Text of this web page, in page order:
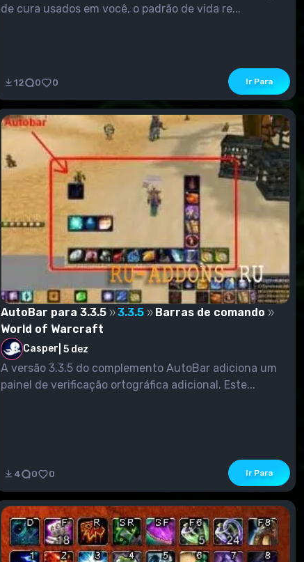
de cura usados em você, o padrão de vida re...
12 0 0 Ir Para
AutoBar para 3.3.5 3.3.5
Barras de comando
World of Warcraft
Casper 5 dez
A versão 3.3.5 do complemento AutoBar adiciona um
painel de verificação ortográfica adicional. Este...
4 0 0 Ir Para